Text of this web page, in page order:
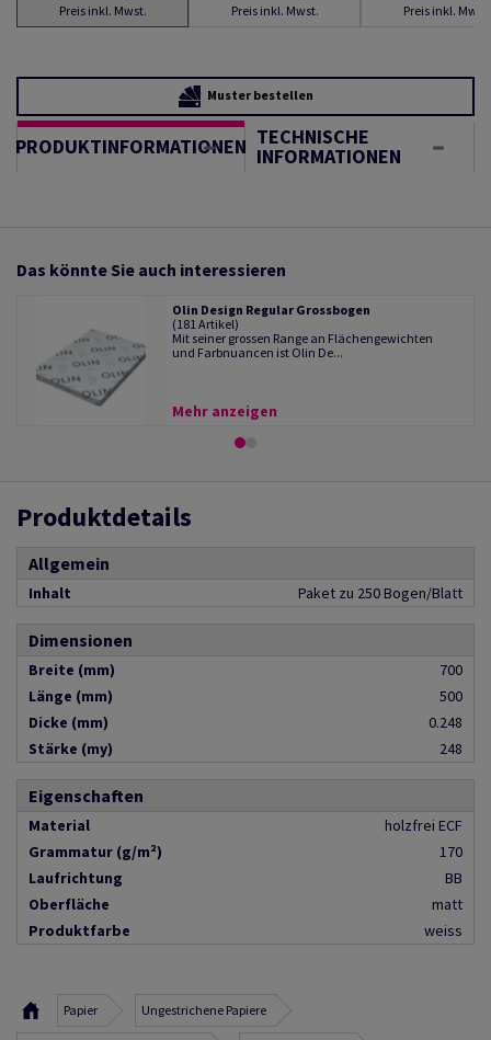
Preis inkl. Mwst.
Preis inkl. Mwst.
Preis inkl. Mwst.
Muster bestellen
PRODUKTINFORMATIONEN TECHNISCHE
INFORMATIONEN
Das könnte Sie auch interessieren
Olin Design Regular Grossbogen
(181 Artikel)
Mit seiner grossen Range an Flächengewichten
und Farbnuancen ist Olin De...
Mehr anzeigen
Produktdetails
Allgemein
Inhalt Paket zu 250 Bogen/Blatt
Dimensionen
Breite (mm)
700
Länge (mm)
500
Dicke (mm)
0.248
Stärke (my)
248
Eigenschaften
Material
holzfrei ECF
Grammatur (g/m²)
170
Laufrichtung
BB
Oberfläche
matt
Produktfarbe
weiss
Papier Ungestrichene Papiere